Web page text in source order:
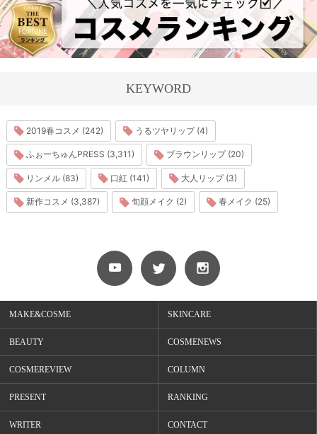
KEYWORD
2019春コスメ (242) うるツヤリップ (4)
ふぉーちゅんPRESS (3,311) ブラウンリップ (20)
リンメル (83) 口紅 (141) 大人リップ (3)
新作コスメ (3,387) 旬顔メイク (2) 春メイク (25)
MAKE&COSME SKINCARE
BEAUTY COSMENEWS
COSMEREVIEW COLUMN
PRESENT RANKING
WRITER CONTACT